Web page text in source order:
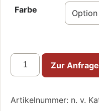
Farbe
Sakret
Flexfugenmörtel
Zur
Artikelnummer: n. v.